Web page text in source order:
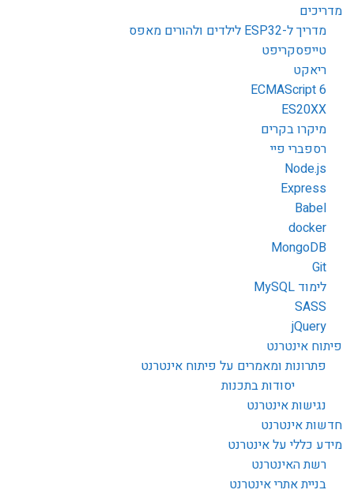
מדריכים
מדריך ל-ESP32 לילדים ולהורים מאפס
טייפסקריפט
ריאקט
ECMAScript 6
ES20XX
מיקרו בקרים
רספברי פיי
Node.js
Express
Babel
docker
MongoDB
Git
לימוד MySQL
SASS
jQuery
פיתוח אינטרנט
פתרונות ומאמרים על פיתוח אינטרנט
יסודות בתכנות
נגישות אינטרנט
חדשות אינטרנט
מידע כללי על אינטרנט
רשת האינטרנט
בניית אתרי אינטרנט